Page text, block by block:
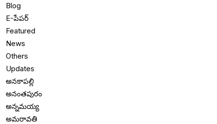
Blog
E-పేపర్
Featured
News
Others
Updates
అనకాపల్లి
అనంతపురం
అన్నమయ్య
అమరావతి